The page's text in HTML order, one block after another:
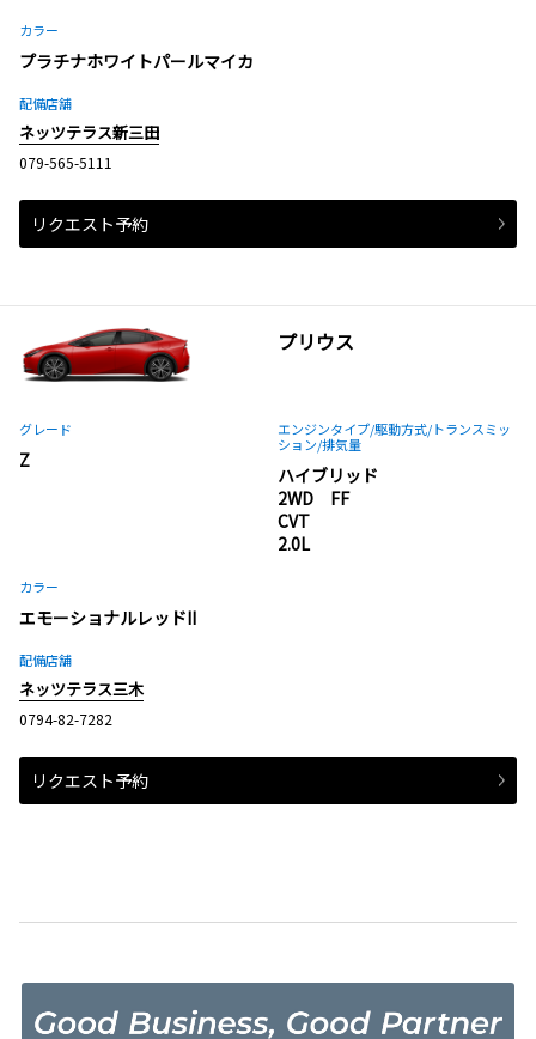
カラー
プラチナホワイトパールマイカ
配備店舗
ネッツテラス新三田
079-565-5111
リクエスト予約
プリウス
グレード
Z
エンジンタイプ/駆動方式/トランスミッ
ション/排気量
ハイブリッド
2WD FF
CVT
2.0L
カラー
エモーショナルレッドII
配備店舗
ネッツテラス三木
0794-82-7282
リクエスト予約